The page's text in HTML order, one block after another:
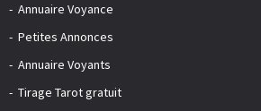
Annuaire Voyance
Petites Annonces
Annuaire Voyants
Tirage Tarot gratuit